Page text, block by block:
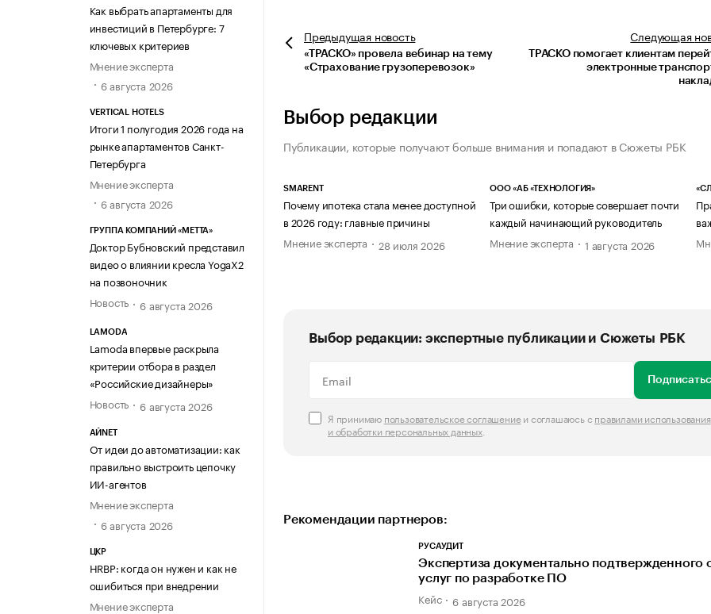
Как выбрать апартаменты для
инвестиций в Петербурге: 7
ключевых критериев
Мнение эксперта
6 августа 2026
VERTICAL HOTELS
Итоги 1 полугодия 2026 года на
рынке апартаментов Санкт-
Петербурга
Мнение эксперта
6 августа 2026
ГРУППА КОМПАНИЙ «МЕТТА»
Доктор Бубновский представил
видео о влиянии кресла YogaX2
на позвоночник
Новость
6 августа 2026
LAMODA
Lamoda впервые раскрыла
критерии отбора в раздел
«Российские дизайнеры»
Новость
6 августа 2026
АЙNET
От идеи до автоматизации: как
правильно выстроить цепочку
ИИ-агентов
Мнение эксперта
6 августа 2026
ЦКР
HRBP: когда он нужен и как не
ошибиться при внедрении
Мнение эксперта
Предыдущая новость
«ТРАСКО» провела вебинар на тему
«Страхование грузоперевозок»
Следующая
ТРАСКО помогает клиентам
электронные
Выбор редакции
Публикации, которые получают больше внимания и попадают в Сюжеты РБК
SMARENT
Почему ипотека стала менее доступной
в 2026 году: главные причины
Мнение эксперта
28 июля 2026
ООО «АБ «ТЕХНОЛОГИЯ»
Три ошибки, которые совершает почти
каждый начинающий руководитель
Мнение эксперта
1 августа 2026
Выбор редакции: экспертные публикации и Сюжеты РБК
Я принимаю пользовательское соглашениеи соглашаюсь с правилами использования
и обработки персональных данных.
Рекомендации партнеров:
РУСАУДИТ
Экспертиза документально подтвержденного
услуг по разработке ПО
Кейс 6 августа 2026